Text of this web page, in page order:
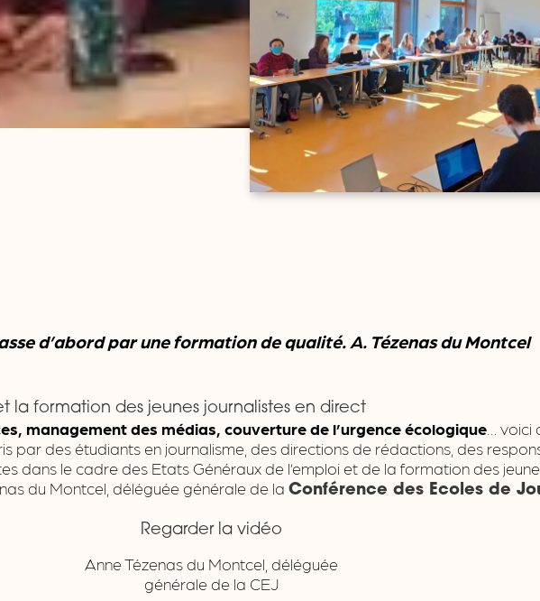
d’abord par une formation de qualité. A. Tézenas du Montcel
la formation des jeunes journalistes en direct
management des médias, couverture de l’urgence écologique… voici
par des étudiants en journalisme, des directions de rédactions, des
dans le cadre des Etats Généraux de l’emploi et de la formation des
du Montcel, déléguée générale de la Conférence des Ecoles de
Regarder la vidéo
Anne Tézenas du Montcel, déléguée
générale de la CEJ